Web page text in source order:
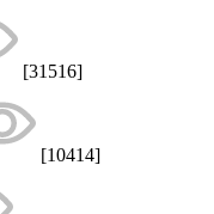
[31516]
[10414]